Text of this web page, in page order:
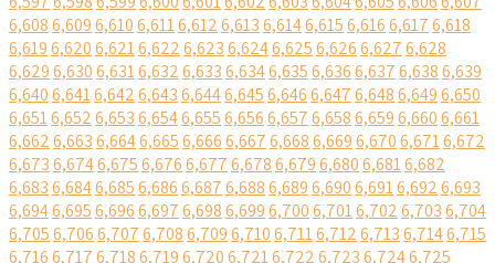
6,6086,6096,6106,6116,6126,6136,6146,6156,6166,6176,618
6,6196,6206,6216,6226,6236,6246,6256,6266,6276,628
6,6296,6306,6316,6326,6336,6346,6356,6366,6376,6386,639
6,6406,6416,6426,6436,6446,6456,6466,6476,6486,6496,650
6,6516,6526,6536,6546,6556,6566,6576,6586,6596,6606,661
6,6626,6636,6646,6656,6666,6676,6686,6696,6706,6716,672
6,6736,6746,6756,6766,6776,6786,6796,6806,6816,682
6,6836,6846,6856,6866,6876,6886,6896,6906,6916,6926,693
6,6946,6956,6966,6976,6986,6996,7006,7016,7026,7036,704
6,7056,7066,7076,7086,7096,7106,7116,7126,7136,7146,715
6,7166,7176,7186,7196,7206,7216,7226,7236,7246,725